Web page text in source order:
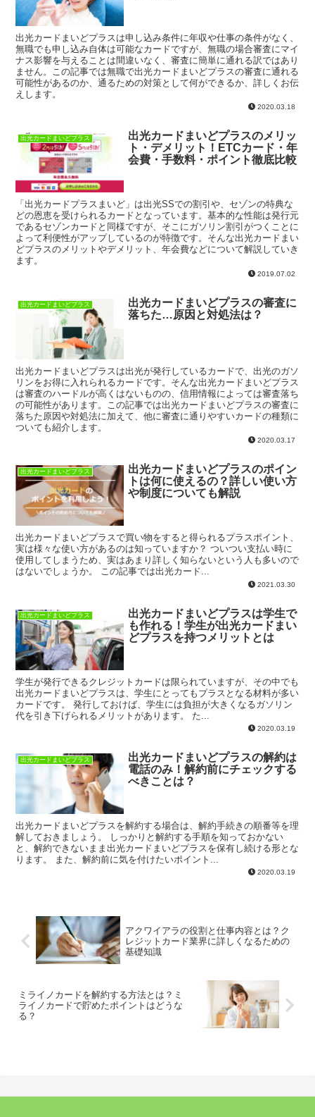
出光カードまいどプラスは申し込み条件に年収や仕事の条件がなく、
無職でも申し込み自体は可能なカードですが、無職の場合審査にマイ
ナス影響を与えることは間違いなく、審査に簡単に通れる訳ではあり
ません。この記事では無職で出光カードまいどプラスの審査に通れる
可能性があるのか、通るための対策として何ができるか、詳しくお伝
えします。
2020.03.18
出光カードまいどプラス
出光カードまいどプラスのメリッ
ト・デメリット！ETCカード・年
会費・手数料・ポイント徹底比較
「出光カードプラスまいど」は出光SSでの割引や、セゾンの特典な
どの恩恵を受けられるカードとなっています。基本的な性能は発行元
であるセゾンカードと同様ですが、そこにガソリン割引がつくことに
よって利便性がアップしているのが特徴です。そんな出光カードまい
どプラスのメリットやデメリット、年会費などについて解説していき
ます。
2019.07.02
出光カードまいどプラス
出光カードまいどプラスの審査に
落ちた…原因と対処法は？
出光カードまいどプラスは出光が発行しているカードで、出光のガソ
リンをお得に入れられるカードです。そんな出光カードまいどプラス
は審査のハードルが高くはないものの、信用情報によっては審査落ち
の可能性があります。この記事では出光カードまいどプラスの審査に
落ちた原因や対処法に加えて、他に審査に通りやすいカードの種類に
ついても紹介します。
2020.03.17
出光カードまいどプラス
出光カードまいどプラスのポイン
トは何に使えるの？詳しい使い方
や制度についても解説
出光カードまいどプラスで買い物をすると得られるプラスポイント、
実は様々な使い方があるのは知っていますか？ ついつい支払い時に
使用してしまうため、実はあまり詳しく知らないという人も多いので
はないでしょうか。 この記事では出光カード...
2021.03.30
出光カードまいどプラス
出光カードまいどプラスは学生で
も作れる！学生が出光カードまい
どプラスを持つメリットとは
学生が発行できるクレジットカードは限られていますが、その中でも
出光カードまいどプラスは、学生にとってもプラスとなる材料が多い
カードです。 発行しておけば、学生には負担が大きくなるガソリン
代を引き下げられるメリットがあります。 た...
2020.03.19
出光カードまいどプラス
出光カードまいどプラスの解約は
電話のみ！解約前にチェックする
べきことは？
出光カードまいどプラスを解約する場合は、解約手続きの順番等を理
解しておきましょう。 しっかりと解約する手順を知っておかない
と、解約できないまま出光カードまいどプラスを保有し続ける形とな
ります。 また、解約前に気を付けたいポイント...
2020.03.19
アクワイアラの役割と仕事内容とは？ク
レジットカード業界に詳しくなるための
基礎知識
ミライノカードを解約する方法とは？ミ
ライノカードで貯めたポイントはどうな
る？